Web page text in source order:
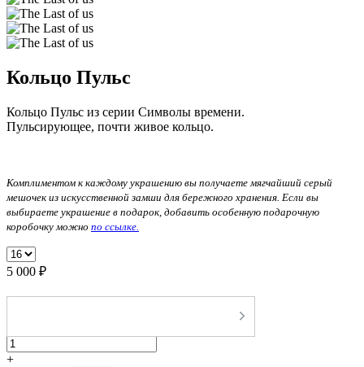
Кольцо Пульс
Кольцо Пульс из серии Символы времени.
Пульсирующее, почти живое кольцо.
Комплиментом к каждому украшению вы получаете мягчайший серый
мешочек из искусственной замши для бережного хранения. Если вы
выбираете украшение в подарок, добавить особенную подарочную
коробочку можно по ссылке.
5 000 ₽
+